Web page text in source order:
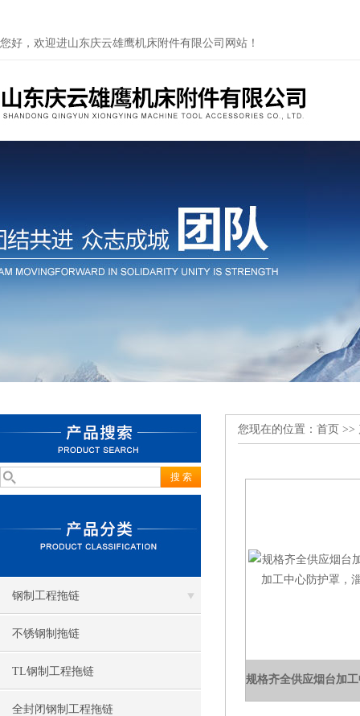
您好，欢迎进山东庆云雄鹰机床附件有限公司网站！
钢制工程拖链
不锈钢制拖链
TL钢制工程拖链
全封闭钢制工程拖链
您现在的位置： 首页 >>